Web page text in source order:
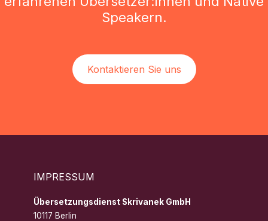
Speakern.
Kontaktieren Sie uns
IMPRESSUM
Übersetzungsdienst Skrivanek GmbH
10117 Berlin